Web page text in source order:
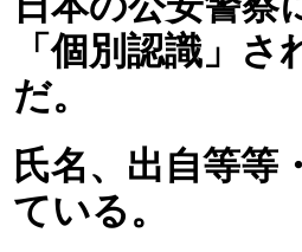
「個別認識」さ
だ。
氏名、出自等等
ている。